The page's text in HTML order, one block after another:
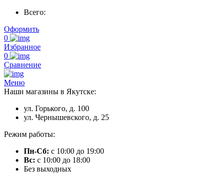
Всего:
Оформить
0
Избранное
0
Сравнение
Меню
Наши магазины в Якутске:
ул. Горького, д. 100
ул. Чернышевского, д. 25
Режим работы:
Пн-Сб: с 10:00 до 19:00
Вс: с 10:00 до 18:00
Без выходных